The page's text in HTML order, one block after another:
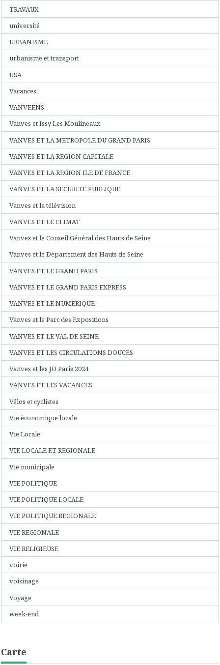
TRAVAUX
université
URBANISME
urbanisme et transport
USA
Vacances
VANVEENS
Vanves et Issy Les Moulineaux
VANVES ET LA METROPOLE DU GRAND PARIS
VANVES ET LA REGION CAPITALE
VANVES ET LA REGION ILE DE FRANCE
VANVES ET LA SECURITE PUBLIQUE
Vanves et la télévision
VANVES ET LE CLIMAT
Vanves et le Conseil Général des Hauts de Seine
Vanves et le Département des Hauts de Seine
VANVES ET LE GRAND PARIS
VANVES ET LE GRAND PARIS EXPRESS
VANVES ET LE NUMERIQUE
Vanves et le Parc des Expositions
VANVES ET LE VAL DE SEINE
VANVES ET LES CIRCULATIONS DOUCES
Vanves et les JO Paris 2024
VANVES ET LES VACANCES
Vélos et cyclistes
Vie économique locale
Vie Locale
VIE LOCALE ET REGIONALE
Vie municipale
VIE POLITIQUE
VIE POLITIQUE LOCALE
VIE POLITIQUE REGIONALE
VIE REGIONALE
VIE RELIGIEUSE
voirie
voisinage
Voyage
week-end
Carte